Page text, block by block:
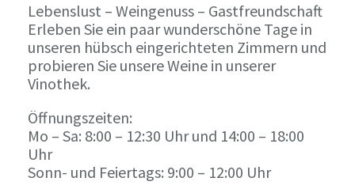
Lebenslust – Weingenuss – Gastfreundschaft
Erleben Sie ein paar wunderschöne Tage in
unseren hübsch eingerichteten Zimmern und
probieren Sie unsere Weine in unserer
Vinothek.
Öffnungszeiten:
Mo – Sa: 8:00 – 12:30 Uhr und 14:00 – 18:00
Uhr
Sonn- und Feiertags: 9:00 – 12:00 Uhr